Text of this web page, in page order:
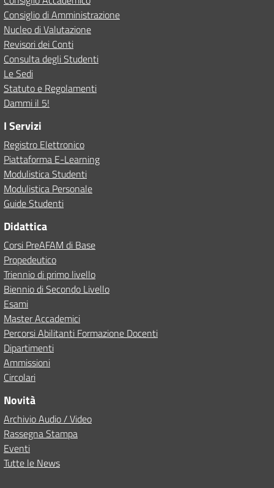
Consiglio di Amministrazione
Nucleo di Valutazione
Revisori dei Conti
Consulta degli Studenti
Le Sedi
Statuto e Regolamenti
Dammi il 5!
I Servizi
Registro Elettronico
Piattaforma E-Learning
Modulistica Studenti
Modulistica Personale
Guide Studenti
Didattica
Corsi PreAFAM di Base
Propedeutico
Triennio di primo livello
Biennio di Secondo Livello
Esami
Master Accademici
Percorsi Abilitanti Formazione Docenti
Dipartimenti
Ammissioni
Circolari
Novità
Archivio Audio / Video
Rassegna Stampa
Eventi
Tutte le News